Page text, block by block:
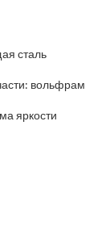
сталь
вольфрам
яркости